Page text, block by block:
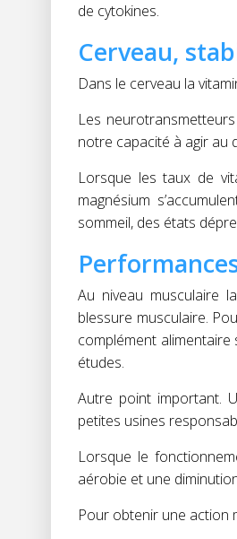
de cytokines.
Cerveau,
Dans le cerveau la
Les
notre capacité à agir au
Lorsque les taux de
magnésium
sommeil, des états
Au niveau musculaire
blessure musculaire.
complément
études.
Autre point important.
petites usines
Lorsque le
aérobie et une
Pour obtenir une action